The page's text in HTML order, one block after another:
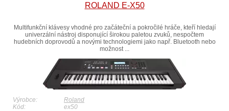
ROLAND E-X50
Multifunkční klávesy vhodné pro začáteční a pokročilé hráče, kteří hledají
univerzální nástroj disponující širokou paletou zvuků, nespočtem
hudebních doprovodů a novými technologiemi jako např. Bluetooth nebo
možnost ...
Výrobce:
Roland
Kód:
ex50